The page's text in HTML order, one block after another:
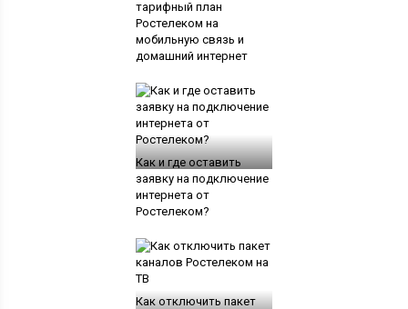
тарифный план
Ростелеком на
мобильную связь и
домашний интернет
Как и где оставить
заявку на подключение
интернета от
Ростелеком?
Как отключить пакет